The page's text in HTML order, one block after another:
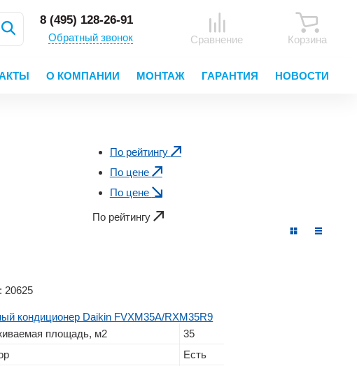
8 (495) 128-26-91
Обратный звонок Сравнение Корзина
О КОМПАНИИ МОНТАЖ ГАРАНТИЯ НОВОСТИ
По рейтингу
По цене
По цене
По рейтингу
20625
кондиционер Daikin FVXM35A/RXM35R9
площадь, м2
35
Есть